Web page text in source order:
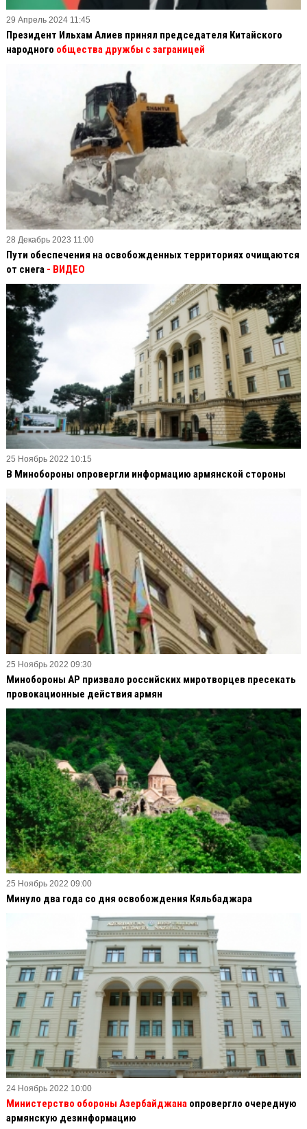
29 Апрель 2024 11:45
Президент Ильхам Алиев принял председателя Китайского
народного общества дружбы с заграницей
28 Декабрь 2023 11:00
Пути обеспечения на освобожденных территориях очищаются
от снега - ВИДЕО
25 Ноябрь 2022 10:15
В Минобороны опровергли информацию армянской стороны
25 Ноябрь 2022 09:30
Минобороны АР призвало российских миротворцев пресекать
провокационные действия армян
25 Ноябрь 2022 09:00
Минуло два года со дня освобождения Кяльбаджара
24 Ноябрь 2022 10:00
Министерство обороны Азербайджана опровергло очередную
армянскую дезинформацию